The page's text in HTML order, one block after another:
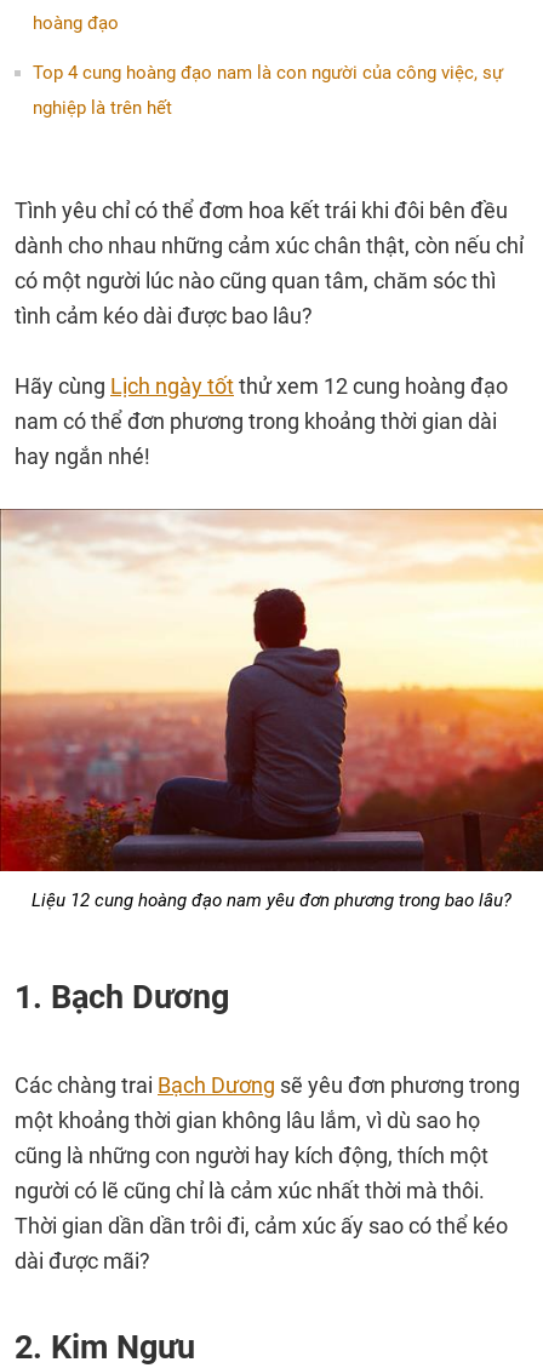
hoàng đạo
Top 4 cung hoàng đạo nam là con người của công việc, sự
nghiệp là trên hết
Tình yêu chỉ có thể đơm hoa kết trái khi đôi bên đều
dành cho nhau những cảm xúc chân thật, còn nếu chỉ
có một người lúc nào cũng quan tâm, chăm sóc thì
tình cảm kéo dài được bao lâu?
Hãy cùng Lịch ngày tốtthử xem 12 cung hoàng đạo
nam có thể đơn phương trong khoảng thời gian dài
hay ngắn nhé!
Liệu 12 cung hoàng đạo nam yêu đơn phương trong bao lâu?
1. Bạch Dương
Các chàng trai Bạch Dương sẽ yêu đơn phương trong
một khoảng thời gian không lâu lắm, vì dù sao họ
cũng là những con người hay kích động, thích một
người có lẽ cũng chỉ là cảm xúc nhất thời mà thôi.
Thời gian dần dần trôi đi, cảm xúc ấy sao có thể kéo
dài được mãi?
2. Kim Ngưu